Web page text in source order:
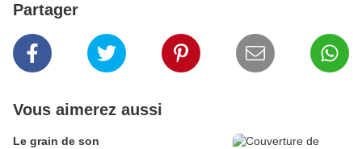
Partager
Vous aimerez aussi
Le grain de son